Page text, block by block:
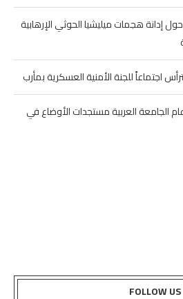
إدانة هجمات ميليشيا الحوثي الإرهابية
اجتماعاً للجنة الأمنية العسكرية بمأرب
الجامعة العربية مستجدات الأوضاع في
FOLLOW US